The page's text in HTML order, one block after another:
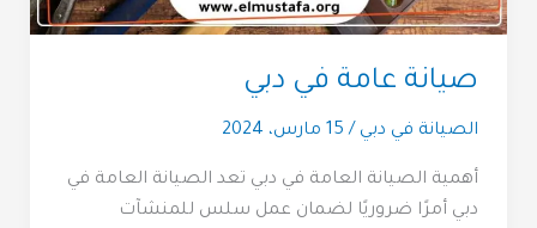
صيانة عامة في دبي
الصيانة في دبي / 15 مارس، 2024
أهمية الصيانة العامة في دبي تعد الصيانة العامة في
دبي أمرًا ضروريًا لضمان عمل سلس للمنشآت